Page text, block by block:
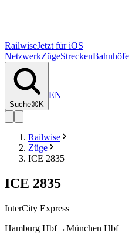
RailwiseJetzt für iOS
NetzwerkZügeStreckenBahnhöfe
Suche⌘K
EN
Railwise
Züge
ICE 2835
ICE 2835
InterCity Express
Hamburg Hbf→München Hbf